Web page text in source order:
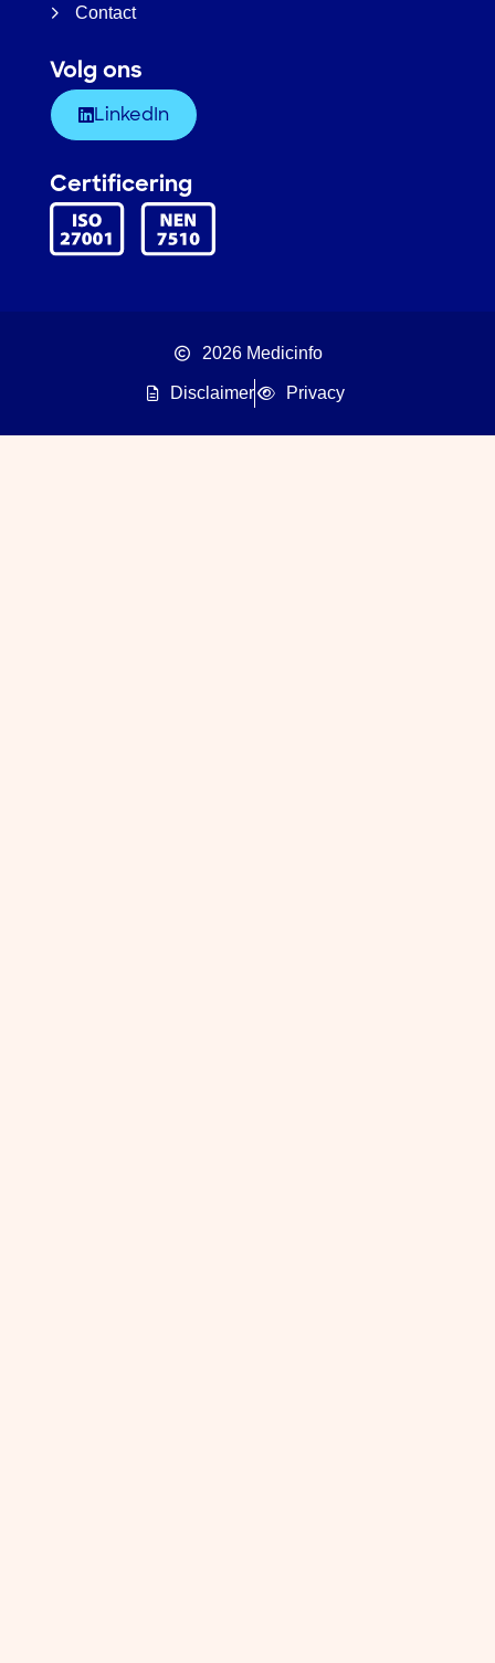
Contact
Volg ons
LinkedIn
Certificering
2026 Medicinfo
Disclaimer Privacy